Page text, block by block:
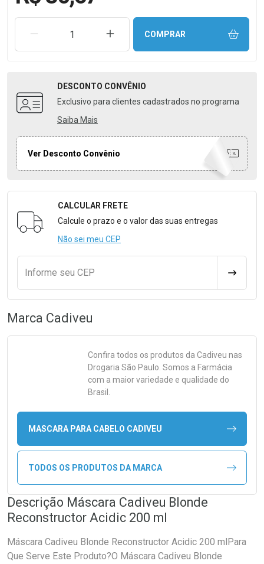
REMOVER UMA UNIDADEAUMENTAR UMA UNIDADE
COMPRAR
DESCONTO CONVÊNIO
Exclusivo para clientes cadastrados no programa
Saiba Mais
Ver Desconto Convênio
Formulário para Calcular o Frete
CALCULAR FRETE
Calcule o prazo e o valor das suas entregas
Não sei meu CEP
Informe seu CEP
Marca Cadiveu
Confira todos os produtos da Cadiveu nas
Drogaria São Paulo. Somos a Farmácia
com a maior variedade e qualidade do
Brasil.
MASCARA PARA CABELO CADIVEU
TODOS OS PRODUTOS DA MARCA
Descrição Máscara Cadiveu Blonde
Reconstructor Acidic 200 ml
Máscara Cadiveu Blonde Reconstructor Acidic 200 mlPara
Que Serve Este Produto?O Máscara Cadiveu Blonde